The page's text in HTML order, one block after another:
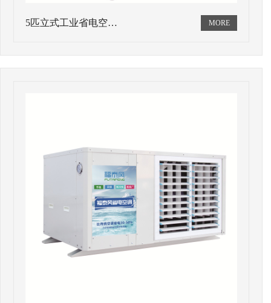
5匹立式工业省电空…